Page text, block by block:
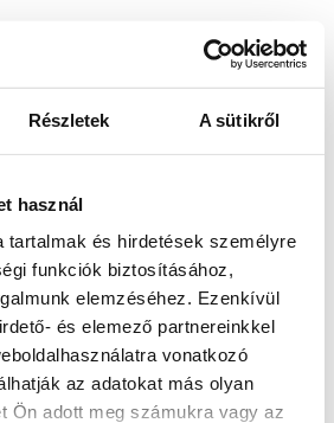
Részletek A sütikről
használ
tartalmak és hirdetések személyre
funkciók biztosításához,
elemzéséhez. Ezenkívül
és elemező partnereinkkel
vonatkozó
az adatokat más olyan
Ön adott meg számukra vagy az